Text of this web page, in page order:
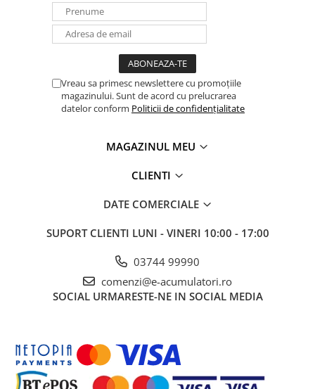
Vreau sa primesc newslettere cu promoțiile
magazinului. Sunt de acord cu prelucrarea
datelor conform Politicii de confidențialitate
MAGAZINUL MEU
CLIENTI
DATE COMERCIALE
SUPORT CLIENTI LUNI - VINERI 10:00 - 17:00
03744 99990
comenzi@e-acumulatori.ro
SOCIAL URMARESTE-NE IN SOCIAL MEDIA